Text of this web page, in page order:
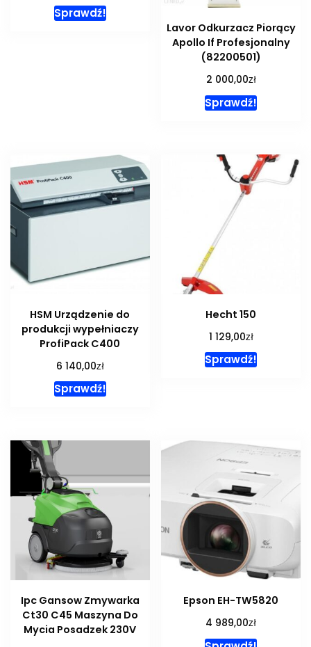
Sprawdź!
Lavor Odkurzacz Piorący
Apollo If Profesjonalny
(82200501)
2 000,00zł
Sprawdź!
HSM Urządzenie do
produkcji wypełniaczy
ProfiPack C400
6 140,00zł
Sprawdź!
Hecht 150
1 129,00zł
Sprawdź!
Ipc Gansow Zmywarka
Ct30 C45 Maszyna Do
Mycia Posadzek 230V
Epson EH-TW5820
4 989,00zł